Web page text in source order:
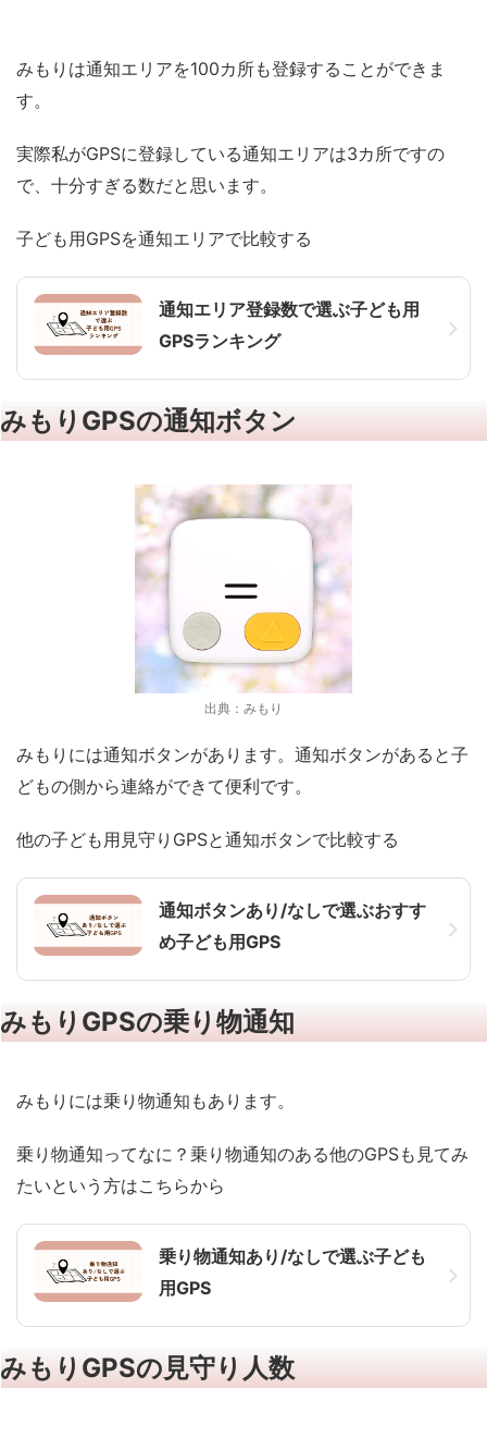
みもりは通知エリアを100カ所も登録することができま
す。
実際私がGPSに登録している通知エリアは3カ所ですの
で、十分すぎる数だと思います。
子ども用GPSを通知エリアで比較する
通知エリア登録数で選ぶ子ども用
GPSランキング
みもりGPSの通知ボタン
出典：みもり
みもりには通知ボタンがあります。通知ボタンがあると子
どもの側から連絡ができて便利です。
他の子ども用見守りGPSと通知ボタンで比較する
通知ボタンあり/なしで選ぶおすす
め子ども用GPS
みもりGPSの乗り物通知
みもりには乗り物通知もあります。
乗り物通知ってなに？乗り物通知のある他のGPSも見てみ
たいという方はこちらから
乗り物通知あり/なしで選ぶ子ども
用GPS
みもりGPSの見守り人数